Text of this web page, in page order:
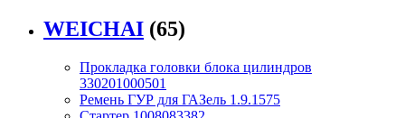
WEICHAI (65)
Прокладка головки блока цилиндров
330201000501
Ремень ГУР для ГАЗель 1.9.1575